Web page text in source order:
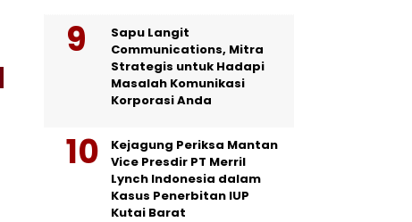
Sapu Langit
Communications, Mitra
Strategis untuk Hadapi
Masalah Komunikasi
Korporasi Anda
Kejagung Periksa Mantan
Vice Presdir PT Merril
Lynch Indonesia dalam
Kasus Penerbitan IUP
Kutai Barat